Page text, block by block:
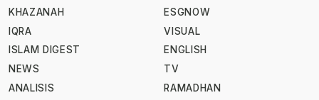
KHAZANAH
IQRA
ISLAM DIGEST
NEWS
ANALISIS
ESGNOW
VISUAL
ENGLISH
TV
RAMADHAN